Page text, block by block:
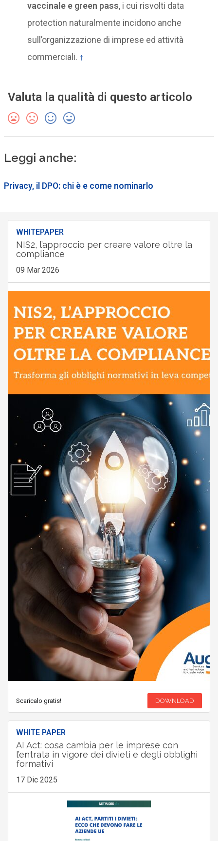
vaccinale e green pass, i cui risvolti data
protection naturalmente incidono anche
sull’organizzazione di imprese ed attività
commerciali. ↑
Valuta la qualità di questo articolo
Leggi anche:
Privacy, il DPO: chi è e come nominarlo
WHITEPAPER
NIS2, l’approccio per creare valore oltre la
compliance
09 Mar 2026
Scaricalo gratis! DOWNLOAD
WHITE PAPER
AI Act: cosa cambia per le imprese con
l’entrata in vigore dei divieti e degli obblighi
formativi
17 Dic 2025